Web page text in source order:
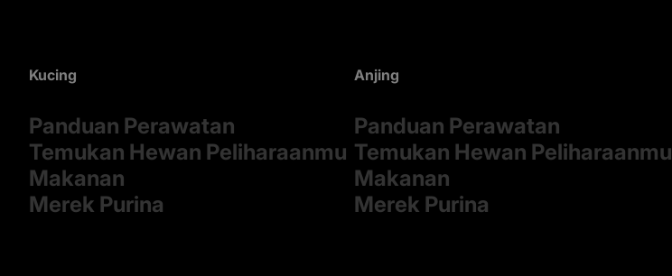
Kucing
Panduan Perawatan
Temukan Hewan Peliharaanmu
Makanan
Merek Purina
Anjing
Panduan Perawatan
Temukan Hewan Peliharaanmu
Makanan
Merek Purina